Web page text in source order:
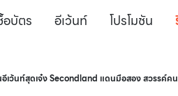
บัตร อีเว้นท์ โปรโมชัน
เว้นท์สุดเจ๋ง Secondland แดนมือสอง สวรรค์ค